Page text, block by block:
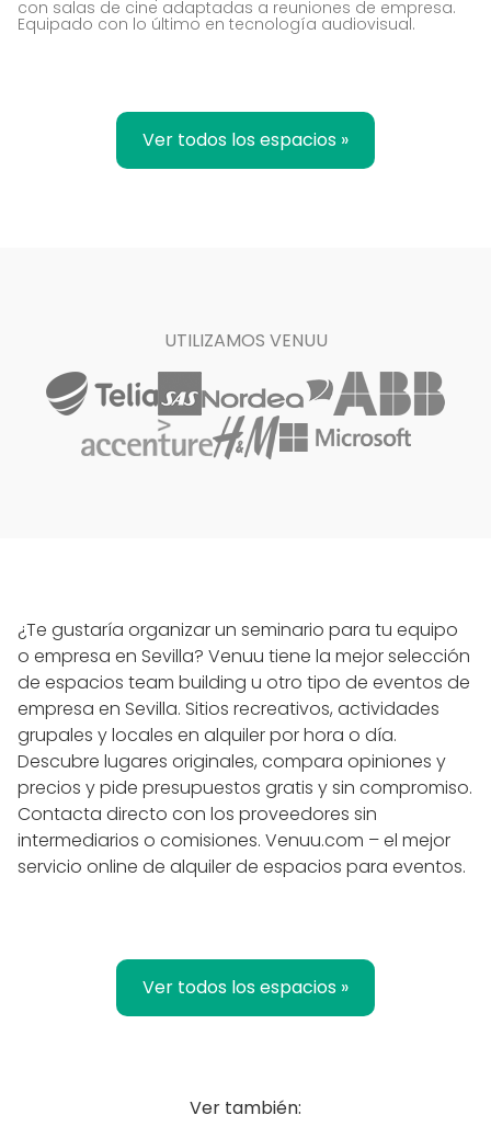
con salas de cine adaptadas a reuniones de empresa.
Equipado con lo último en tecnología audiovisual.
Ver todos los espacios »
UTILIZAMOS VENUU
¿Te gustaría organizar un seminario para tu equipo
o empresa en Sevilla? Venuu tiene la mejor selección
de espacios team building u otro tipo de eventos de
empresa en Sevilla. Sitios recreativos, actividades
grupales y locales en alquiler por hora o día.
Descubre lugares originales, compara opiniones y
precios y pide presupuestos gratis y sin compromiso.
Contacta directo con los proveedores sin
intermediarios o comisiones. Venuu.com – el mejor
servicio online de alquiler de espacios para eventos.
Ver todos los espacios »
Ver también: